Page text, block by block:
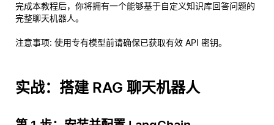
完成本教程后，你将拥有一个能够基于自定义知识库回答问题的
完整聊天机器人。
注意事项: 使用专有模型前请确保已获取有效 API 密钥。
实战：搭建 RAG 聊天机器人